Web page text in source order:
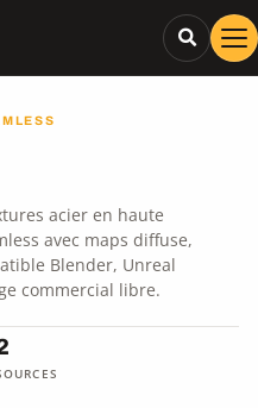
acier en haute
avec maps diffuse,
Blender, Unreal
commercial libre.